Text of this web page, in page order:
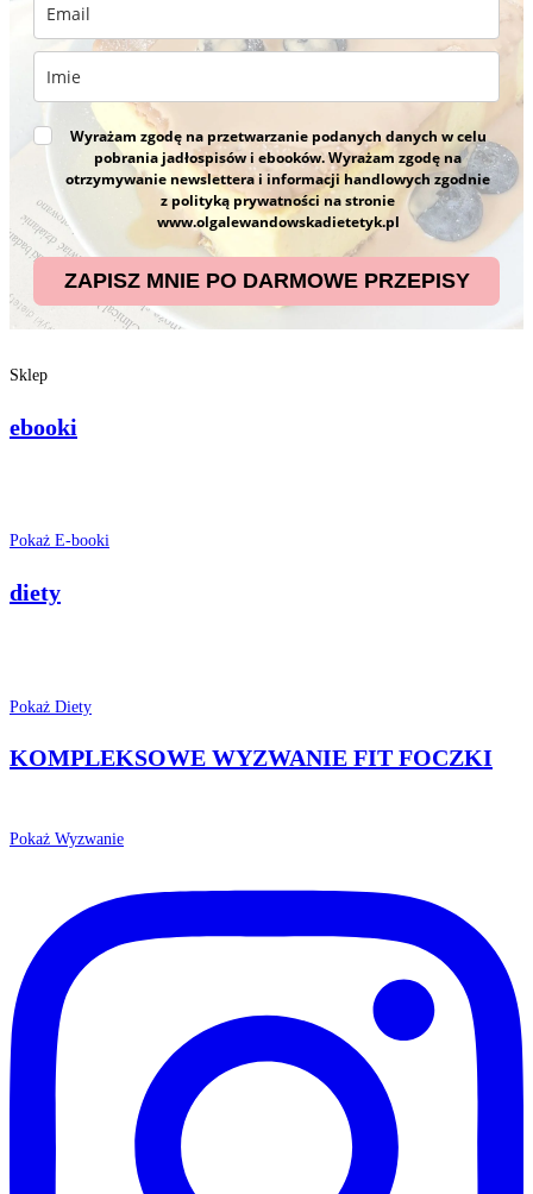
Wyrażam zgodę na przetwarzanie podanych danych w celu
pobrania jadłospisów i ebooków. Wyrażam zgodę na
otrzymywanie newslettera i informacji handlowych zgodnie
z polityką prywatności na stronie
www.olgalewandowskadietetyk.pl
ZAPISZ MNIE PO DARMOWE PRZEPISY
Sklep
ebooki
Pokaż E-booki
diety
Pokaż Diety
KOMPLEKSOWE WYZWANIE FIT FOCZKI
Pokaż Wyzwanie